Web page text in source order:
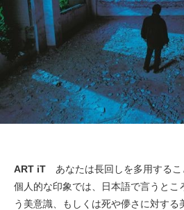
ART iT あなたは長回しを多用するこ
個人的な印象では、日本語で言うとこ
う美意識、もしくは死や儚さに対する